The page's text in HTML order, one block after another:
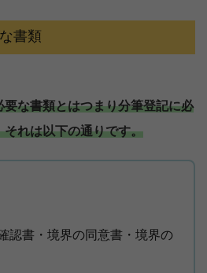
書類
な書類とはつまり分筆登記に必
れは以下の通りです。
認書・境界の同意書・境界の